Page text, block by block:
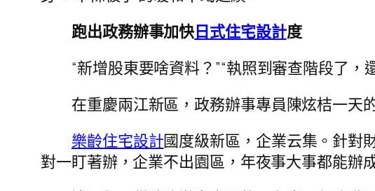
跑出政務辦事加快日式住宅設計度
“新增股東要啥資料？”“執照到審查階段了
在重慶兩江新區，政務辦事專員陳炫桔一天
樂齡住宅設計國度級新區，企業云集。針對
對一盯著辦，企業不出園區，年夜事大事都能辦